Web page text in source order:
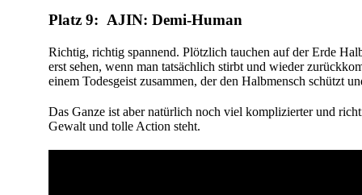
Platz 9: AJIN: Demi-Human
Richtig, richtig spannend. Plötzlich tauchen auf der Erde
erst sehen, wenn man tatsächlich stirbt und wieder
einem Todesgeist zusammen, der den Halbmensch schützt
Das Ganze ist aber natürlich noch viel komplizierter und
Gewalt und tolle Action steht.